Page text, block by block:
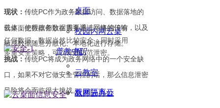
桌面
校园内网云桌
面
云教室
教师云办公
普教中职
双网隔离云
云桌面把数据都放在服务器上，终端没有
任何数据，数据当然比较安全；同时采用
多重安全策略，可以有效防范泄密。
现状： 传统PC作为政务数据访问、数据落地的
载体，使得政务数据需要通过网络的传输，以及
敏感数据随意分散化、本地化进行存储。
挑战： 传统PC将成为政务网络中的一个安全缺
口，如果不对它做安全管控的话，那么信息泄密
风险将会面临很大挑战。